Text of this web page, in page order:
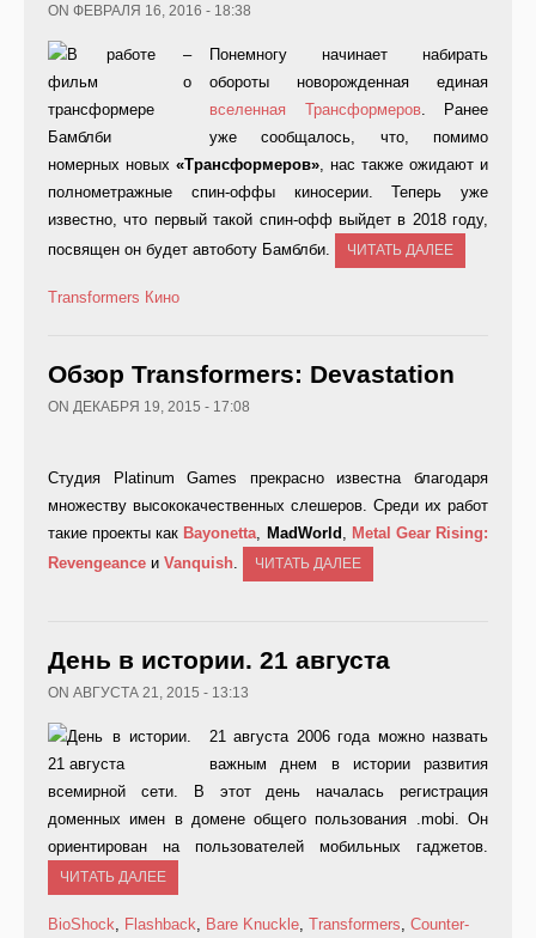
ON ФЕВРАЛЯ 16, 2016 - 18:38
Понемногу начинает набирать
обороты новорожденная единая
вселенная Трансформеров. Ранее
уже сообщалось, что, помимо
номерных новых «Трансформеров», нас также ожидают и
полнометражные спин-оффы киносерии. Теперь уже
известно, что первый такой спин-офф выйдет в 2018 году,
посвящен он будет автоботу Бамблби.
ЧИТАТЬ ДАЛЕЕ
Transformers Кино
Обзор Transformers: Devastation
ON ДЕКАБРЯ 19, 2015 - 17:08
Студия Platinum Games прекрасно известна благодаря
множеству высококачественных слешеров. Среди их работ
такие проекты как Bayonetta, MadWorld , Metal Gear Rising:
Revengeance и Vanquish. ЧИТАТЬ ДАЛЕЕ
День в истории. 21 августа
ON АВГУСТА 21, 2015 - 13:13
21 августа 2006 года можно назвать
важным днем в истории развития
всемирной сети. В этот день началась регистрация
доменных имен в домене общего пользования .mobi. Он
ориентирован на пользователей мобильных гаджетов.
ЧИТАТЬ ДАЛЕЕ
BioShock, Flashback, Bare Knuckle, Transformers, Counter-